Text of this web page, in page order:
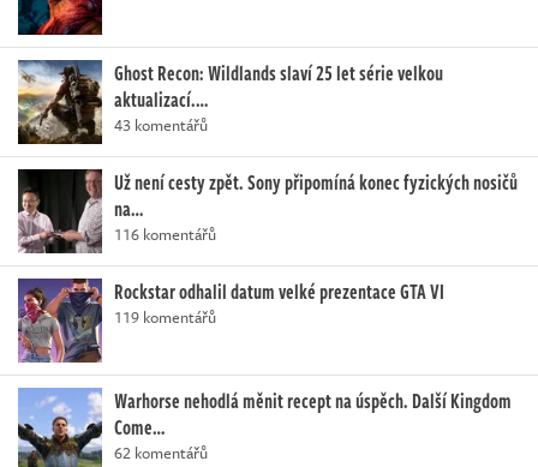
Ghost Recon: Wildlands slaví 25 let série velkou
aktualizací.…
43 komentářů
Už není cesty zpět. Sony připomíná konec fyzických nosičů
na…
116 komentářů
Rockstar odhalil datum velké prezentace GTA VI
119 komentářů
Warhorse nehodlá měnit recept na úspěch. Další Kingdom
Come…
62 komentářů